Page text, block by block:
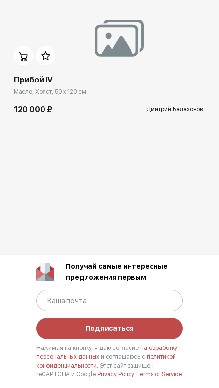
Прибой IV
Масло, Холст, 50 x 120 см
120 000 ₽ Дмитрий Балахонов
Получай самые интересные
предложения первым
Подписаться
Нажимая на кнопку, я даю согласие на обработку
персональных данных и соглашаюсь с политикой
конфиденциальности. Этот сайт защищен
reCAPTCHA и Google Privacy Policy Terms of Service